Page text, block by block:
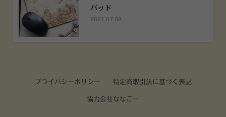
パッド
2021.07.08
プライバシーポリシー 特定商取引法に基づく表記
協力会社ななごー